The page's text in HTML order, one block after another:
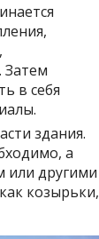
Затем
в себя
здания.
а
или другими
козырьки,